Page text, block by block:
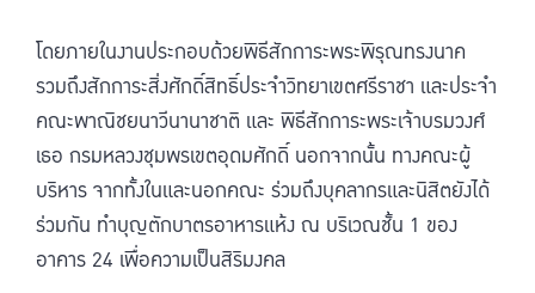
โดยภายในงานประกอบด้วยพิธีสักการะพระพิรุณทรงนาค
รวมถึงสักการะสิ่งศักดิ์สิทธิ์ประจำวิทยาเขตศรีราชา และประจำ
คณะพาณิชยนาวีนานาชาติ และ พิธีสักการะพระเจ้าบรมวงศ์
เธอ กรมหลวงชุมพรเขตอุดมศักดิ์ นอกจากนั้น ทางคณะผู้
บริหาร จากทั้งในและนอกคณะ ร่วมถึงบุคลากรและนิสิตยังได้
ร่วมกัน ทำบุญตักบาตรอาหารแห้ง ณ บริเวณชั้น 1 ของ
อาคาร 24 เพื่อความเป็นสิริมงคล